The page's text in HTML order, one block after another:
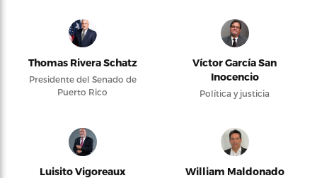
Thomas Rivera Schatz
Presidente del Senado de
Puerto Rico
Víctor García San
Inocencio
Política y justicia
Luisito Vigoreaux William Maldonado